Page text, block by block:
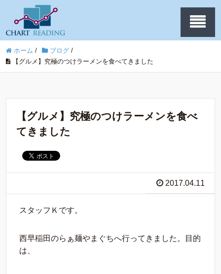
ホーム / ブログ /
【グルメ】究極のつけラーメンを食べてきました
【グルメ】究極のつけラーメンを食べ
てきました
2017.04.11
スタッフＫです。
西早稲田のらぁ麺やまぐちへ行ってきました。目的
は、